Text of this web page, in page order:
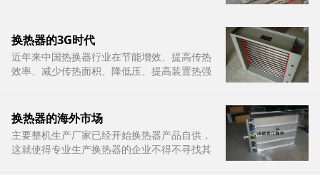
能热水系统传热过程影响较小
换热器的3G时代
​近年来中国热换器行业在节能增效、提高传热
效率、减少传热面积、降低压、提高装置热强
息化发展水平一般较高，互联网技术应用范围
较广，而一些中小型热换器企业则由于经济实
力较弱
换热器的海外市场
主要整机生产厂家已经开始换热器产品自供，
这就使得专业生产换热器的企业不得不寻找其